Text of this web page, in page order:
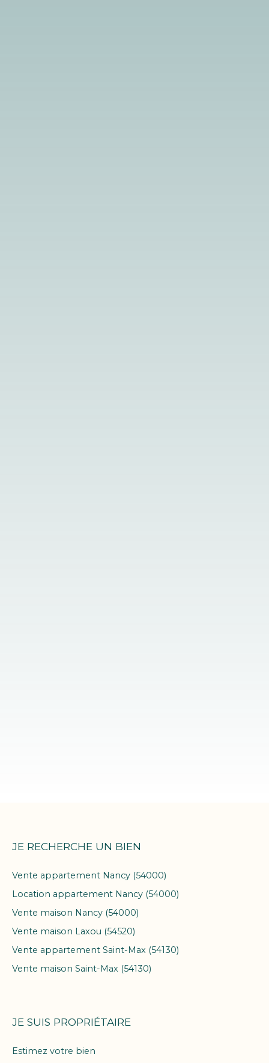
JE RECHERCHE UN BIEN
Vente appartement Nancy (54000)
Location appartement Nancy (54000)
Vente maison Nancy (54000)
Vente maison Laxou (54520)
Vente appartement Saint-Max (54130)
Vente maison Saint-Max (54130)
JE SUIS PROPRIÉTAIRE
Estimez votre bien